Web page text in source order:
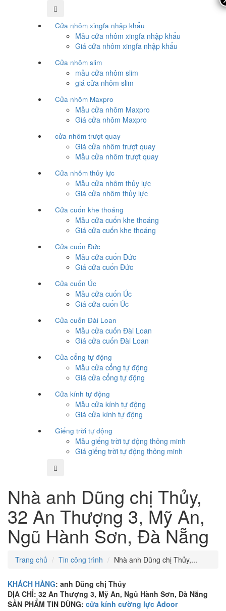
Cửa nhôm xingfa nhập khẩu
Mẫu cửa nhôm xingfa nhập khẩu
Giá cửa nhôm xingfa nhập khẩu
Cửa nhôm slim
mẫu cửa nhôm slim
giá cửa nhôm slim
Cửa nhôm Maxpro
Mẫu cửa nhôm Maxpro
Giá cửa nhôm Maxpro
cửa nhôm trượt quay
Giá cửa nhôm trượt quay
Mẫu cửa nhôm trượt quay
Cửa nhôm thủy lực
Mẫu cửa nhôm thủy lực
Giá cửa nhôm thủy lực
Cửa cuốn khe thoáng
Mẫu cửa cuốn khe thoáng
Giá cửa cuốn khe thoáng
Cửa cuốn Đức
Mẫu cửa cuốn Đức
Giá cửa cuốn Đức
Cửa cuốn Úc
Mẫu cửa cuốn Úc
Giá cửa cuốn Úc
Cửa cuốn Đài Loan
Mẫu cửa cuốn Đài Loan
Giá cửa cuốn Đài Loan
Cửa cổng tự động
Mẫu cửa cổng tự động
Giá cửa cổng tự động
Cửa kính tự động
Mẫu cửa kính tự động
Giá cửa kính tự động
Giếng trời tự động
Mẫu giếng trời tự động thông minh
Giá giếng trời tự động thông minh
Nhà anh Dũng chị Thủy,
32 An Thượng 3, Mỹ An,
Ngũ Hành Sơn, Đà Nẵng
Trang chủ Tin công trình Nhà anh Dũng chị Thủy,...
KHÁCH HÀNG: anh Dũng chị Thủy
ĐỊA CHỈ: 32 An Thượng 3, Mỹ An, Ngũ Hành Sơn, Đà Nẵng
SẢN PHẨM TIN DÙNG: cửa kính cường lực Adoor